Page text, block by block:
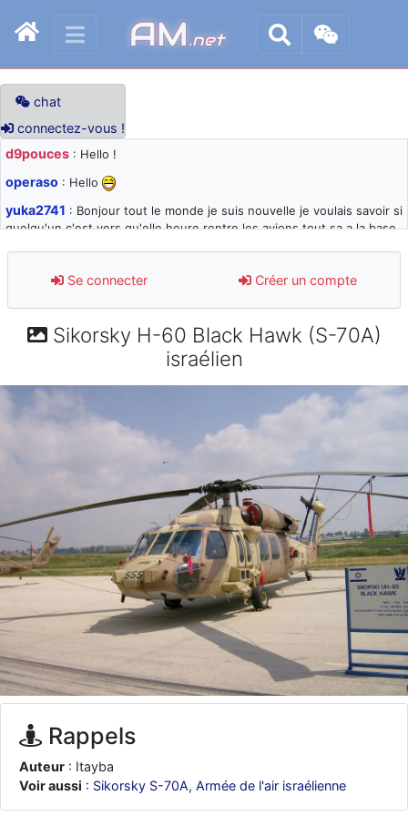
AM.net
chat
connectez-vous !
d9pouces : Hello !
operaso : Hello
yuka2741 : Bonjour tout le monde je suis nouvelle je voulais savoir si
quelqu'un c'est vers qu'elle heure rentre les avions tout sa a la base
d9pouces: désolé pour les quelques blocages du site ces derniers
jours : je teste des méthodes contre le spam et les bots trop nocifs
paxwax : Super, la nouvelle bannière
comprendre
d9pouces
: ouakamois > si tu parles du sujet sur l'Armée de l'Air,
je suis un avion@,._,+
: Bonjour je viens d'arriver il y a quelques
moi et quelques avions n'ont pas les mêmes noms qu'aujourd'hui
ouakamois: Bonjourà toutes et à tous.en espérantque ces
quelques images du Pays Basque vous auront plu ; Agur…
d9pouces: Je me rattraperai à la Ferté samedi
d9pouces: Malheureusement non un peu trop loin pour moi !
fox_50: Bonjour, certains parmis vous étaient-ils présent au
meeting de Lann Bihoué de 2026 ?
cachée dans les pins
: Coucou et excellente année 2026 à tous et
au site!
jericho: Bonne année et tous mes meilleurs voeux à tous pour
2026 !
little boy
: je vous souhaite un bon réveillon pour cette nouvelle
année!
jericho : Merci D9pouces, à mon tour de souhaiter un Joyeux Noël
Se connecter Créer un compte
Sikorsky H-60 Black Hawk (S-70A)
israélien
Rappels
Auteur : Itayba
Voir aussi : Sikorsky S-70A, Armée de l'air israélienne